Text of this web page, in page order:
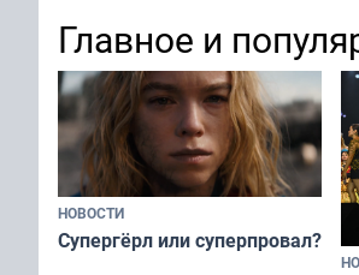
Главное и
НОВОСТИ
Супергёрл или суперпровал?